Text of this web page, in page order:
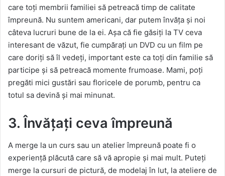
care toți membrii familiei să petreacă timp de calitate
împreună. Nu suntem americani, dar putem învăța și noi
câteva lucruri bune de la ei. Așa că fie găsiți la TV ceva
interesant de văzut, fie cumpărați un DVD cu un film pe
care doriți să îl vedeți, important este ca toți din familie să
participe și să petreacă momente frumoase. Mami, poți
pregăti mici gustări sau floricele de porumb, pentru ca
totul sa devină și mai minunat.
3. Învățați ceva împreună
A merge la un curs sau un atelier împreună poate fi o
experiență plăcută care să vă apropie și mai mult. Puteți
merge la cursuri de pictură, de modelaj în lut, la ateliere de